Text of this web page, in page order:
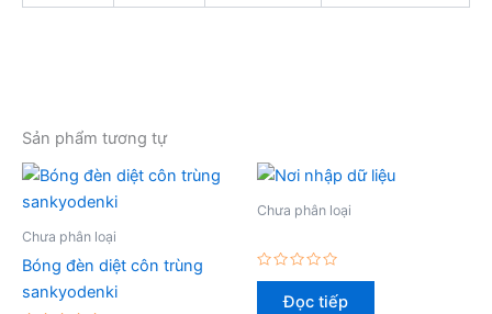
Sản phẩm tương tự
Chưa phân loại
Bóng đèn diệt côn trùng
sankyodenki
Chưa phân loại
Được
hạngĐọc tiếp